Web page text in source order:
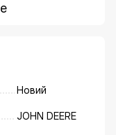
Новий
JOHN DEERE